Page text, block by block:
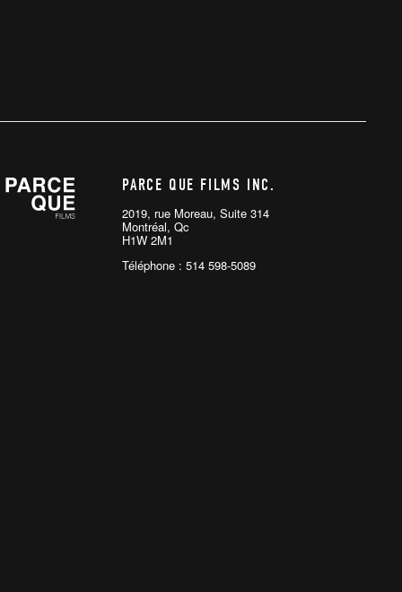
PARCE QUE FILMS INC.
2019, rue Moreau, Suite 314
Montréal, Qc
H1W 2M1
Téléphone : 514 598-5089